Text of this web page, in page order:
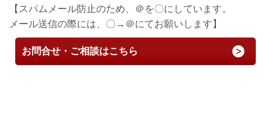
【スパムメール防止のため、＠を〇にしています。
メール送信の際には、〇→＠にてお願いします】
お問合せ・ご相談はこちら